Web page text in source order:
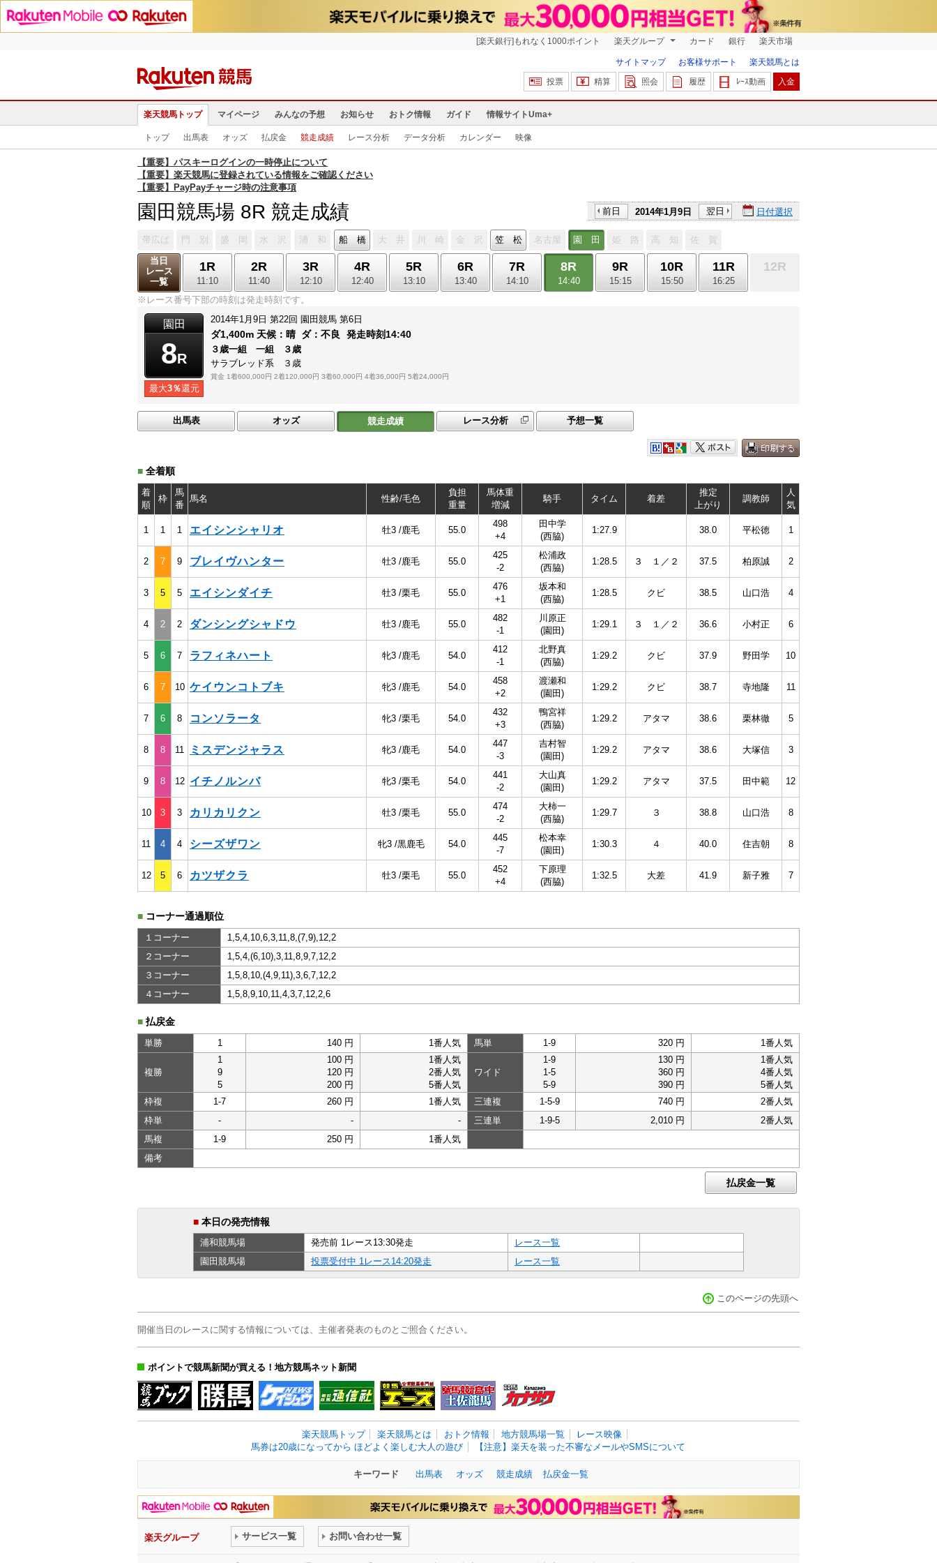
[楽天銀行]もれなく1000ポイント 楽天グループ カード 銀行 楽天市場
サイトマップ お客様サポート
楽天競馬とは
投票
精算 照会 履歴 ﾚｰｽ動画 入金
楽天競馬トップ マイページ みんなの予想 お知らせ おトク情報 ガイド 情報サイトUma+
トップ 出馬表 オッズ 払戻金 競走成績 レース分析 データ分析 カレンダー 映像
【重要】パスキーログインの一時停止について
【重要】楽天競馬に登録されている情報をご確認ください
【重要】PayPayチャージ時の注意事項
園田競馬場 8R 競走成績 前日 2014年1月9日 翌日 日付選択
帯広ば 門 別 盛 岡 水 沢 浦 和 船 橋 大 井 川 崎 金 沢 笠 松 名古屋 園 田 姫 路 高 知
佐 賀
当日
レース
一覧
1R
11:10
2R
11:40
3R
12:10
4R
12:40
5R
13:10
6R
13:40
7R
14:10
8R
14:40
9R
15:15
10R
15:50
11R
16:25
12R
※レース番号下部の時刻は発走時刻です。
園田
8R
最大3％還元
2014年1月9日 第22回 園田競馬 第6日
ダ1,400m 天候： 晴 ダ：不良 発走時刻14:40
３歳一組 一組 ３歳
サラブレッド系 ３歳
賞金 1着600,000円 2着120,000円 3着60,000円 4着36,000円 5着24,000円
出馬表 オッズ 競走成績 レース分析 予想一覧
■ 全着順
着
順
枠
馬
番
馬名 性齢/毛色
負担
重量
馬体重
増減
騎手 タイム 着差
推定
上がり
調教師
人
気
1 1 1 エイシンシャリオ 牡3 /鹿毛 55.0
498
+4
田中学
(西脇)
1:27.9 38.0 平松徳 1
2 7 9 ブレイヴハンター 牡3 /鹿毛 55.0
425
-2
松浦政
(西脇)
1:28.5 ３ １／２ 37.5 柏原誠 2
3 5 5 エイシンダイチ 牡3 /栗毛 55.0
476
+1
坂本和
(西脇)
1:28.5 クビ 38.5 山口浩 4
4 2 2 ダンシングシャドウ 牡3 /鹿毛 55.0
482
-1
川原正
(園田)
1:29.1 ３ １／２ 36.6 小村正 6
5 6 7 ラフィネハート 牝3 /鹿毛 54.0
412
-1
北野真
(西脇)
1:29.2 クビ 37.9 野田学 10
6 7 10 ケイウンコトブキ 牝3 /鹿毛 54.0
458
+2
渡瀬和
(園田)
1:29.2 クビ 38.7 寺地隆 11
7 6 8 コンソラータ 牝3 /栗毛 54.0
432
+3
鴨宮祥
(西脇)
1:29.2 アタマ 38.6 栗林徹 5
8 8 11 ミスデンジャラス 牝3 /鹿毛 54.0
447
-3
吉村智
(園田)
1:29.2 アタマ 38.6 大塚信 3
9 8 12 イチノルンバ 牝3 /栗毛 54.0
441
-2
大山真
(園田)
1:29.2 アタマ 37.5 田中範 12
10 3 3 カリカリクン 牡3 /栗毛 55.0
474
-2
大柿一
(西脇)
1:29.7 ３ 38.8 山口浩 8
11 4 4 シーズザワン 牝3 /黒鹿毛 54.0
445
-7
松本幸
(園田)
1:30.3 ４ 40.0 住吉朝 8
12 5 6 カツザクラ 牡3 /栗毛 55.0
452
+4
下原理
(西脇)
1:32.5 大差 41.9 新子雅 7
■ コーナー通過順位
１コーナー
1,5,4,10,6,3,11,8,(7,9),12,2
２コーナー
1,5,4,(6,10),3,11,8,9,7,12,2
３コーナー
1,5,8,10,(4,9,11),3,6,7,12,2
４コーナー
1,5,8,9,10,11,4,3,7,12,2,6
■ 払戻金
単勝 1 140 円 1番人気 馬単 1-9 320 円 1番人気
複勝
1
9
5
100 円
120 円
200 円
1番人気
2番人気
5番人気
ワイド
1-9
1-5
5-9
130 円
360 円
390 円
1番人気
4番人気
5番人気
枠複
1-7 260 円 1番人気 三連複 1-5-9 740 円
2番人気
枠単
- - - 三連単 1-9-5 2,010 円
2番人気
馬複
1-9 250 円
1番人気
備考
払戻金一覧
■ 本日の発売情報
浦和競馬場 発売前 1レース13:30発走
レース一覧
園田競馬場 投票受付中 1レース14:20発走 レース一覧
このページの先頭へ
開催当日のレースに関する情報については、主催者発表のものとご照合ください。
ポイントで競馬新聞が買える！地方競馬ネット新聞
楽天競馬トップ 楽天競馬とは おトク情報 地方競馬場一覧
レース映像
馬券は20歳になってから ほどよく楽しむ大人の遊び
【注意】楽天を装った不審なメールやSMSについて
キーワード 出馬表 オッズ 競走成績 払戻金一覧
楽天グループ サービス一覧 お問い合わせ一覧